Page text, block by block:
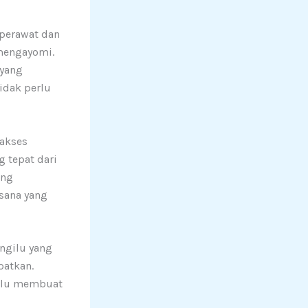
dan
perlu
tepat dari
yang
yang
membuat